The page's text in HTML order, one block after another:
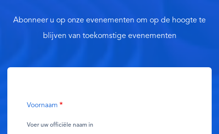
Abonneer u op onze evenementen om op de hoogte te
blijven van toekomstige evenementen
Voornaam